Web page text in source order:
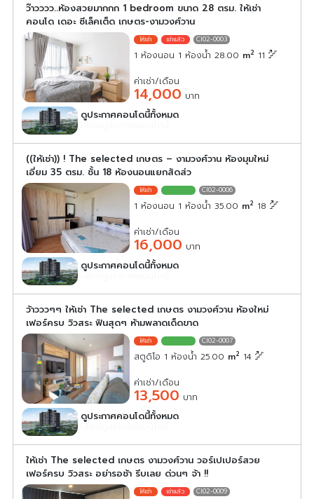
ว๊าวววว..ห้องสวยมากกก 1 bedroom ขนาด 28 ตรม. ให้เช่า
คอนโด เดอะ ซีเล็คเต็ด เกษตร-งามวงศ์วาน
CI02-0003
1 ห้องนอน 1 ห้องน้ำ 28.00 m2 11
ค่าเช่า/เดือน
14,000 บาท
ดูประกาศคอนโดนี้ทั้งหมด
เลือกดูประกาศคอนโดนี้
((ให้เช่า)) ! The selected เกษตร – งามวงศ์วาน ห้องมุมใหม่
เอี่ยม 35 ตรม. ชั้น 18 ห้องนอนแยกสัดส่ว
CI02-0006
1 ห้องนอน 1 ห้องน้ำ 35.00 m2 18
ค่าเช่า/เดือน
16,000 บาท
ดูประกาศคอนโดนี้ทั้งหมด
เลือกดูประกาศคอนโดนี้
ว้าวววๆๆ ให้เช่า The selected เกษตร งามวงศ์วาน ห้องใหม่
เฟอร์ครบ วิวสระ ฟินสุดๆ ห้ามพลาดเด็ดขาด
CI02-0007
สตูดิโอ 1 ห้องน้ำ 25.00 m2 14
ค่าเช่า/เดือน
13,500 บาท
ดูประกาศคอนโดนี้ทั้งหมด
เลือกดูประกาศคอนโดนี้
ให้เช่า The selected เกษตร งามวงศ์วาน วอร์เปเปอร์สวย
เฟอร์ครบ วิวสระ อย่ารอช้า รีบเลย ด่วนๆ จ้า !!
CI02-0009